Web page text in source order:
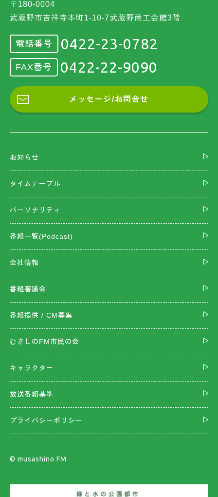
〒180-0004
武蔵野市吉祥寺本町1-10-7武蔵野商工会館3階
電話番号 0422-23-0782
FAX番号 0422-22-9090
メッセージ/お問合せ
お知らせ
タイムテーブル
パーソナリティ
番組一覧(Podcast)
会社情報
番組審議会
番組提供 / CM募集
むさしのFM市民の会
キャラクター
放送番組基準
プライバシーポリシー
©︎ musashino FM